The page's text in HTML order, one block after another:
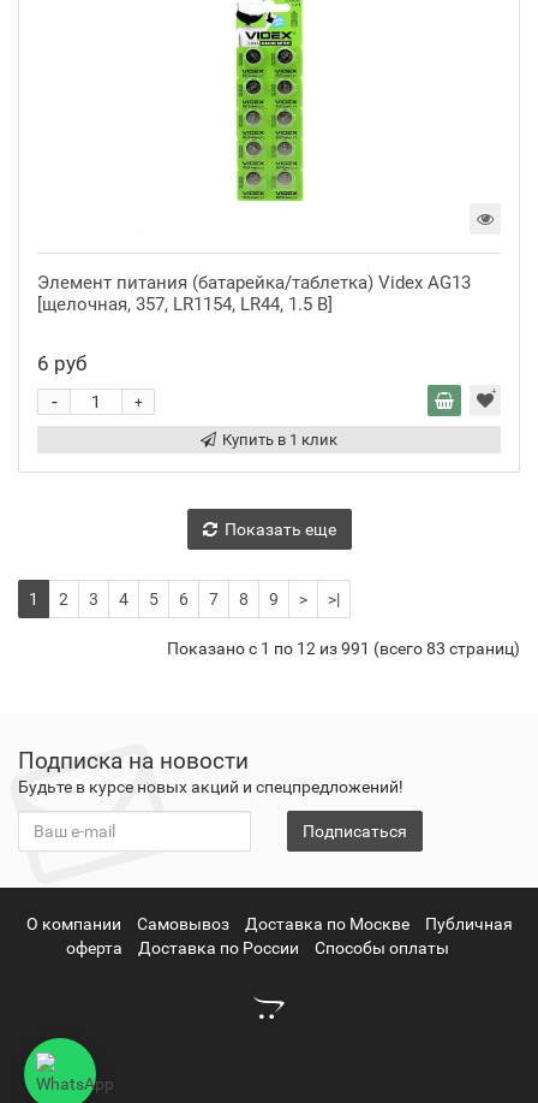
Элемент питания (батарейка/таблетка) Videx AG13
[щелочная, 357, LR1154, LR44, 1.5 В]
6 руб
+
-
Купить в 1 клик
Показать еще
1 2 3 4 5 6 7 8 9 > >|
Показано с 1 по 12 из 991 (всего 83 страниц)
Подписка на новости
Будьте в курсе новых акций и спецпредложений!
Подписаться
О компании Самовывоз Доставка по Москве
Публичная
оферта
Доставка по России Способы оплаты